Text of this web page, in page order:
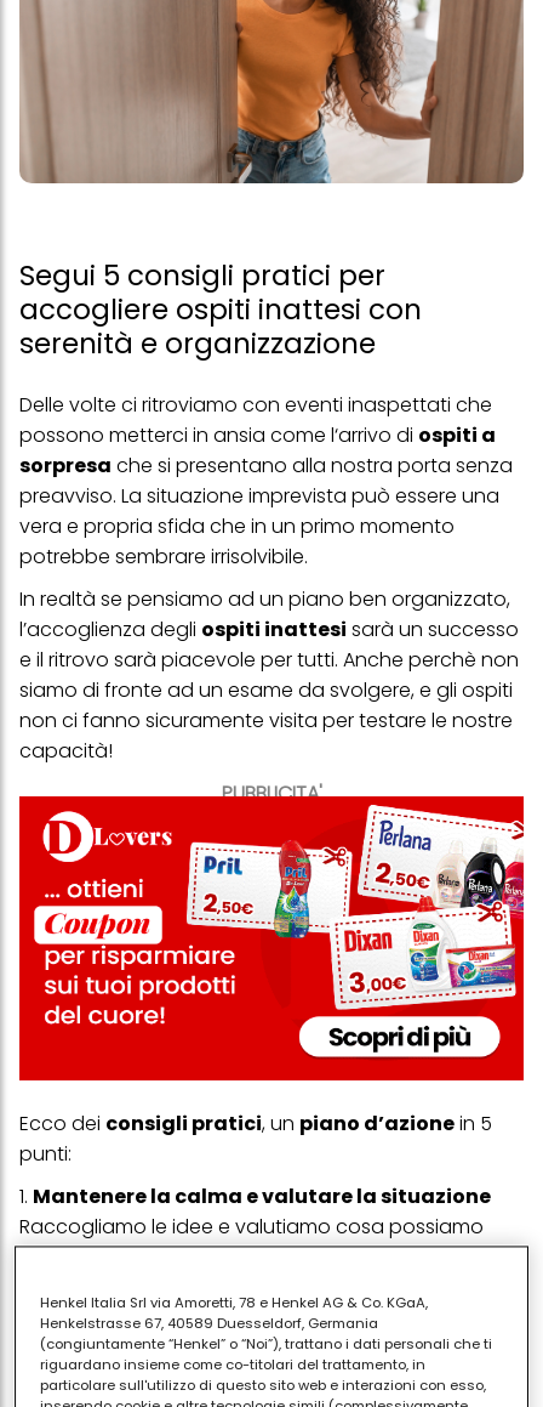
Segui 5 consigli pratici per
accogliere ospiti inattesi con
serenità e organizzazione
PUBBLICITA'
Delle volte ci ritroviamo con eventi inaspettati che
possono metterci in ansia come l‘arrivo di ospiti a
sorpresa che si presentano alla nostra porta senza
preavviso. La situazione imprevista può essere una
vera e propria sfida che in un primo momento
potrebbe sembrare irrisolvibile.
In realtà se pensiamo ad un piano ben organizzato,
l’accoglienza degli ospiti inattesi sarà un successo
e il ritrovo sarà piacevole per tutti. Anche perchè non
siamo di fronte ad un esame da svolgere, e gli ospiti
non ci fanno sicuramente visita per testare le nostre
capacità!
Ecco dei consigli pratici, un piano d’azionein 5
punti:
1. Mantenere la calma e valutare la situazione
Raccogliamo le idee e valutiamo cosa possiamo
organizzare con le risorse che abbiamo a
Riordinare rapidamente gli spazi principali
Concentriamoci sulle aree che gli ospiti
Henkel Italia Srl via Amoretti, 78 e Henkel AG & Co. KGaA,
Henkelstrasse 67, 40589 Duesseldorf, Germania
(congiuntamente “Henkel” o “Noi”), trattano i dati personali che ti
riguardano insieme come co-titolari del trattamento, in
particolare sull'utilizzo di questo sito web e interazioni con esso,